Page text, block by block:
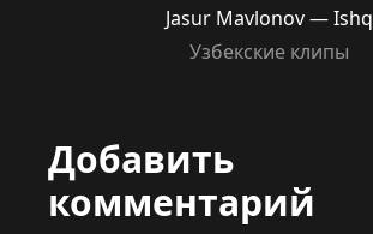
Jasur Mavlonov — Ishq
Узбекские клипы
Добавить
комментарий